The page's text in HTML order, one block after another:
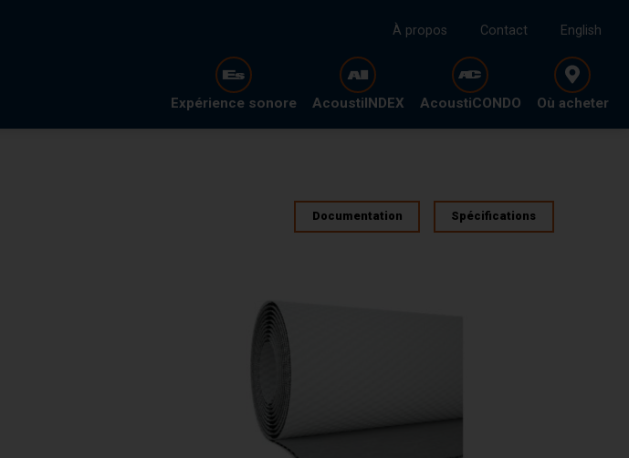
À propos Contact English
Expérience sonore AcoustiINDEX AcoustiCONDO Où acheter
Documentation Spécifications